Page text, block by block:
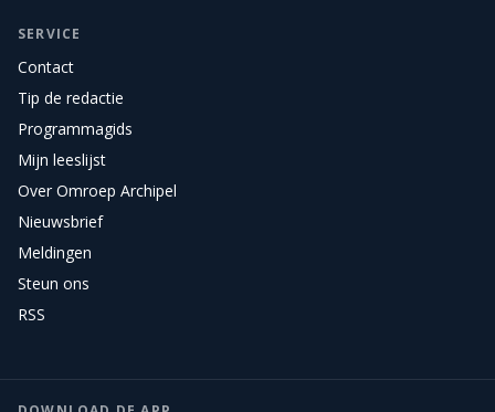
SERVICE
Contact
Tip de redactie
Programmagids
Mijn leeslijst
Over Omroep Archipel
Nieuwsbrief
Meldingen
Steun ons
RSS